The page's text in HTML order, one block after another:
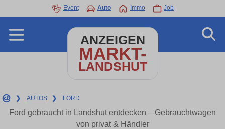
Event Auto Immo Job
ANZEIGEN
MARKT-
LANDSHUT
❯ AUTOS ❯ FORD
Ford gebraucht in Landshut entdecken – Gebrauchtwagen
von privat & Händler